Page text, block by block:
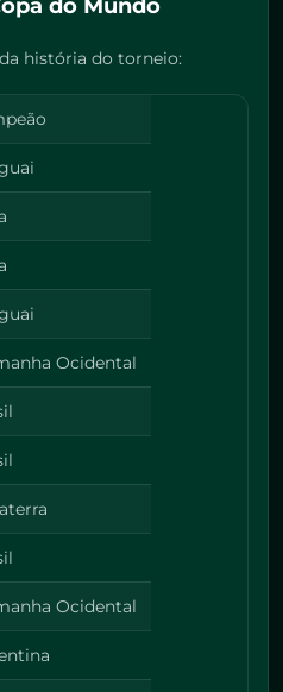
do Mundo
história do torneio:
Ocidental
Ocidental